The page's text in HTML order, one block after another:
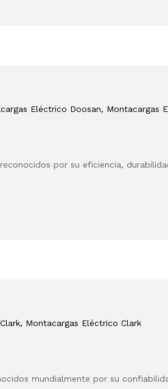
Eléctrico Doosan, Montacargas
por su eficiencia,
, Montacargas Eléctrico Clark
mundialmente por su